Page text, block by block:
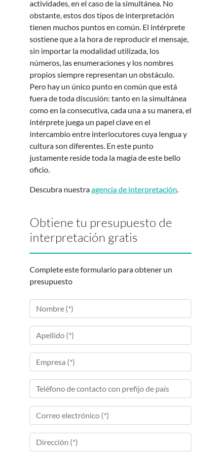
actividades, en el caso de la simultánea. No
obstante, estos dos tipos de interpretación
tienen muchos puntos en común. El intérprete
sostiene que a la hora de reproducir el mensaje,
sin importar la modalidad utilizada, los
números, las enumeraciones y los nombres
propios siempre representan un obstáculo.
Pero hay un único punto en común que está
fuera de toda discusión: tanto en la simultánea
como en la consecutiva, cada una a su manera, el
intérprete juega un papel clave en el
intercambio entre interlocutores cuya lengua y
cultura son diferentes. En este punto
justamente reside toda la magia de este bello
oficio.
Descubra nuestraagencia de interpretación.
Obtiene tu presupuesto de
interpretación gratis
Complete este formulario para obtener un
presupuesto